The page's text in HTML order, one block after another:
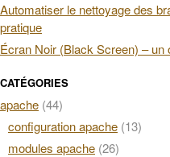
Automatiser le nettoyage des
pratique
Écran Noir (Black Screen) – un
CATÉGORIES
apache (44)
configuration apache (13)
modules apache (26)